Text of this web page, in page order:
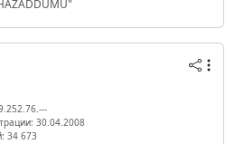
30.04.2008
34 673